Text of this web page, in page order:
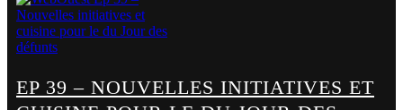
EP 39 – NOUVELLES INITIATIVES ET